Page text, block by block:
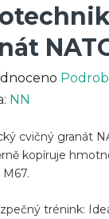
NN
cvičný granát
kopíruje
trénink: